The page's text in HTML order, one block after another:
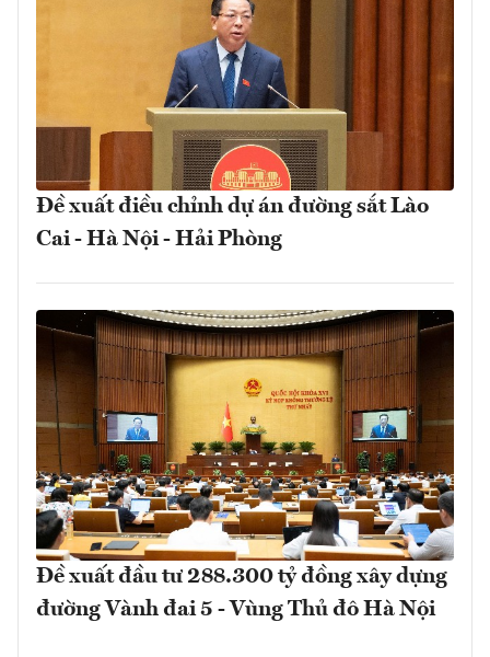
Đề xuất điều chỉnh dự án đường sắt Lào
Cai - Hà Nội - Hải Phòng
Đề xuất đầu tư 288.300 tỷ đồng xây dựng
đường Vành đai 5 - Vùng Thủ đô Hà Nội